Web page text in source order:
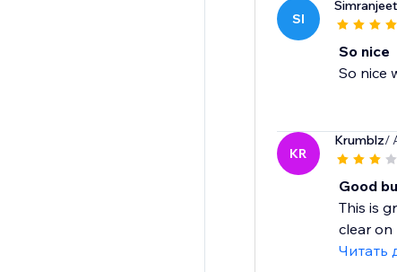
SI
So nice
So nice
KR
Krumblz/
Good
This is
clear on
Читать